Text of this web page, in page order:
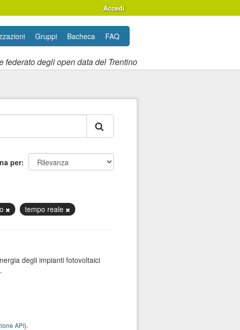
Accedi
federato degli open data del Trentino
Gruppi Bacheca FAQ
per
tempo reale
degli impianti fotovoltaici
API).